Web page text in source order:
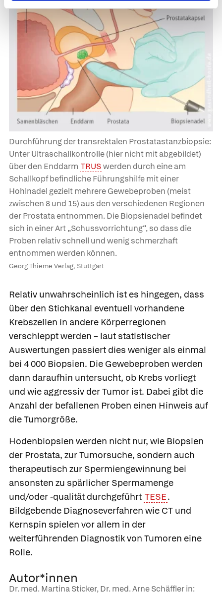
Durchführung der transrektalen Prostatastanzbiopsie:
Unter Ultraschallkontrolle (hier nicht mit abgebildet)
über den Enddarm TRUS werden durch eine am
Schallkopf befindliche Führungshilfe mit einer
Hohlnadel gezielt mehrere Gewebeproben (meist
zwischen 8 und 15) aus den verschiedenen Regionen
der Prostata entnommen. Die Biopsienadel befindet
sich in einer Art „Schussvorrichtung“, so dass die
Proben relativ schnell und wenig schmerzhaft
entnommen werden können.
Georg Thieme Verlag, Stuttgart
Relativ unwahrscheinlich ist es hingegen, dass
über den Stichkanal eventuell vorhandene
Krebszellen in andere Körperregionen
verschleppt werden – laut statistischer
Auswertungen passiert dies weniger als einmal
bei 4 000 Biopsien. Die Gewebeproben werden
dann daraufhin untersucht, ob Krebs vorliegt
und wie aggressiv der Tumor ist. Dabei gibt die
Anzahl der befallenen Proben einen Hinweis auf
die Tumorgröße.
Hodenbiopsien werden nicht nur, wie Biopsien
der Prostata, zur Tumorsuche, sondern auch
therapeutisch zur Spermiengewinnung bei
ansonsten zu spärlicher Spermamenge
und/oder -qualität durchgeführt TESE.
Bildgebende Diagnoseverfahren wie CT und
Kernspin spielen vor allem in der
weiterführenden Diagnostik von Tumoren eine
Rolle.
Autor*innen
Dr. med. Martina Sticker, Dr. med. Arne Schäffler in: